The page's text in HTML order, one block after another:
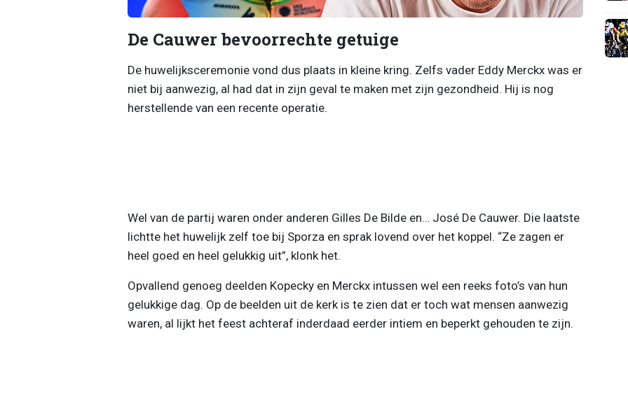
De Cauwer bevoorrechte getuige
De huwelijksceremonie vond dus plaats in kleine kring. Zelfs vader Eddy Merckx was er
niet bij aanwezig, al had dat in zijn geval te maken met zijn gezondheid. Hij is nog
herstellende van een recente operatie.
Wel van de partij waren onder anderen Gilles De Bilde en… José De Cauwer. Die laatste
lichtte het huwelijk zelf toe bij Sporza en sprak lovend over het koppel. “Ze zagen er
heel goed en heel gelukkig uit”, klonk het.
Opvallend genoeg deelden Kopecky en Merckx intussen wel een reeks foto’s van hun
gelukkige dag. Op de beelden uit de kerk is te zien dat er toch wat mensen aanwezig
waren, al lijkt het feest achteraf inderdaad eerder intiem en beperkt gehouden te zijn.